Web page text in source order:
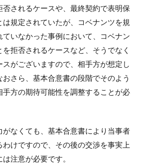
されるケースや、最終契約で表明保
規定されていたが、コベナンツを規
いなかった事例において、コベナン
拒否されるケースなど、そうでなく
がございますので、相手方が想定し
さら、基本合意書の段階でそのよう
手方の期待可能性を調整することが必
なくても、基本合意書により当事者
けですので、その後の交渉を事実上
注意が必要です。